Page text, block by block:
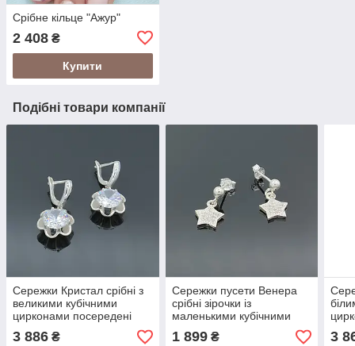
Срібне кільце "Ажур"
2 408 ₴
Купити
Подібні товари компанії
Сережки Кристал срібні з
великими кубічними
цирконами посередені
3 886 ₴
Сережки пусети Венера
срібні зірочки із
маленькими кубічними
цирконами
1 899₴ 3